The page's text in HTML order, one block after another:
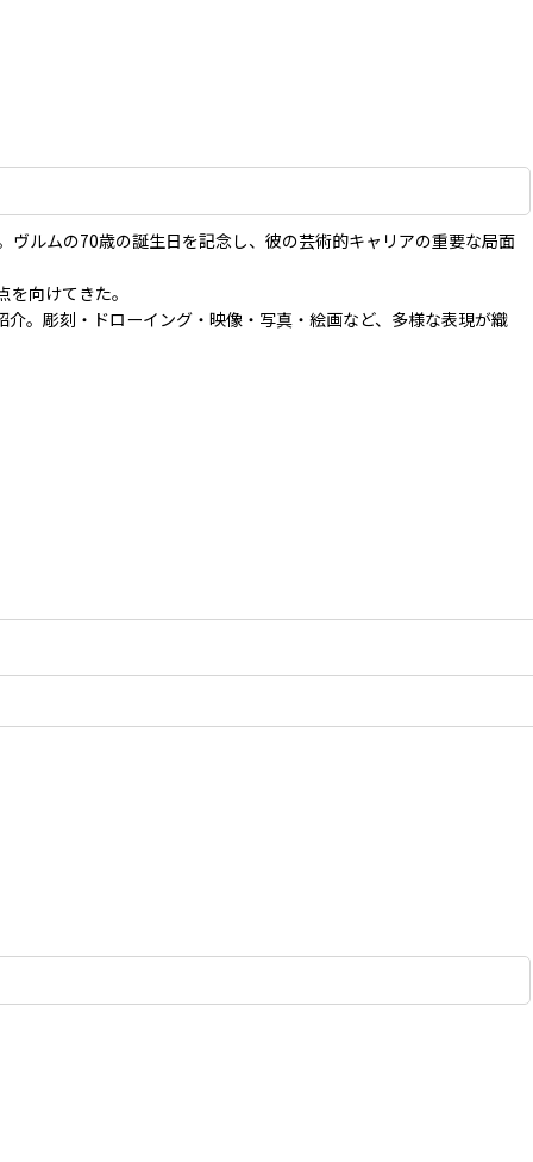
ルムの70歳の誕生日を記念し、彼の芸術的キャリアの重要な局面
向けてきた。
。彫刻・ドローイング・映像・写真・絵画など、多様な表現が織